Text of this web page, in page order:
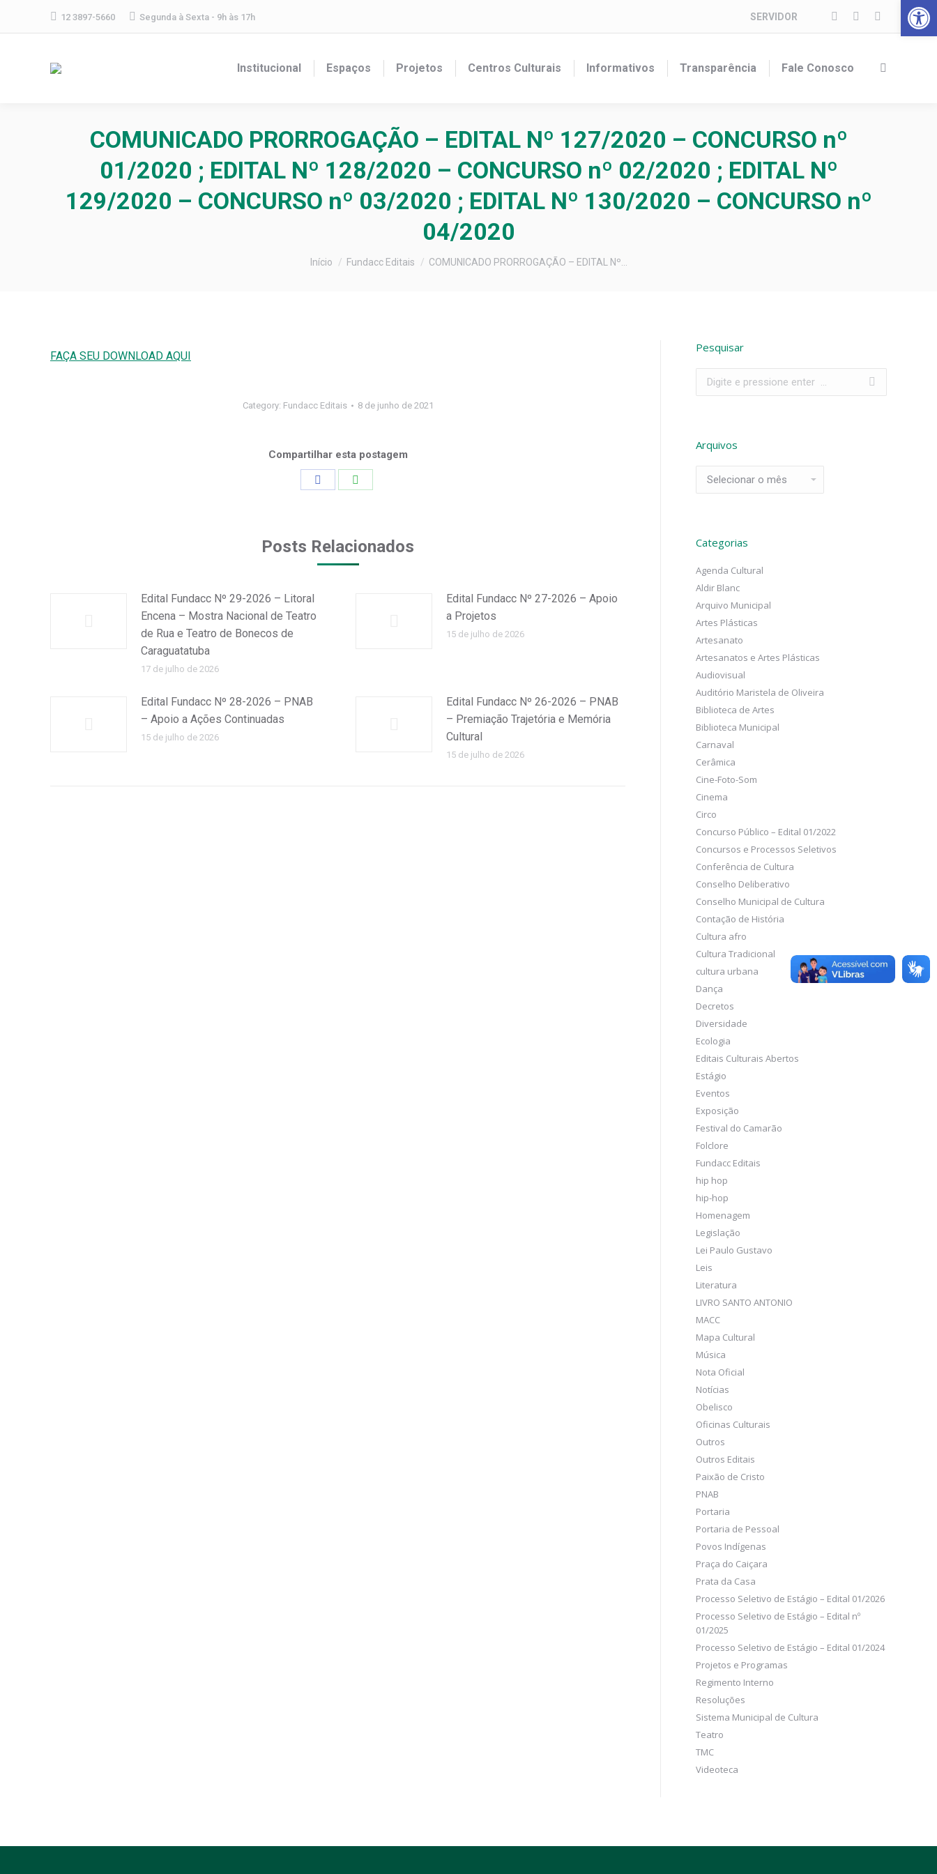
Barra de
12 3897-5660 Segunda à Sexta - 9h às 17h SERVIDOR
Facebook
Instagram
opens
YouTube
opens
Institucional Espaços Projetos Centros Culturais Informativos Transparência Fale Conosco Search:
COMUNICADO PRORROGAÇÃO – EDITAL Nº 127/2020 – CONCURSO nº
01/2020 ; EDITAL Nº 128/2020 – CONCURSO nº 02/2020 ; EDITAL Nº
129/2020 – CONCURSO nº 03/2020 ; EDITAL Nº 130/2020 – CONCURSO nº
04/2020
Você está aqui:
Início Fundacc Editais COMUNICADO PRORROGAÇÃO – EDITAL Nº…
FAÇA SEU DOWNLOAD AQUI
Category: Fundacc Editais 8 de junho de 2021
Compartilhar esta postagem
Posts Relacionados
Edital Fundacc Nº 29-2026 – Litoral
Encena – Mostra Nacional de Teatro
de Rua e Teatro de Bonecos de
Caraguatatuba
17 de julho de 2026
Edital Fundacc Nº 27-2026 – Apoio
a Projetos
15 de julho de 2026
Edital Fundacc Nº 28-2026 – PNAB
– Apoio a Ações Continuadas
15 de julho de 2026
Edital Fundacc Nº 26-2026 – PNAB
– Premiação Trajetória e Memória
Cultural
15 de julho de 2026
Pesquisar
Arquivos
Categorias
Agenda Cultural
Aldir Blanc
Arquivo Municipal
Artes Plásticas
Artesanato
Artesanatos e Artes Plásticas
Audiovisual
Auditório Maristela de Oliveira
Biblioteca de Artes
Biblioteca Municipal
Carnaval
Cerâmica
Cine-Foto-Som
Cinema
Circo
Concurso Público – Edital 01/2022
Concursos e Processos Seletivos
Conferência de Cultura
Conselho Deliberativo
Conselho Municipal de Cultura
Contação de História
Cultura afro
Cultura Tradicional
cultura urbana
Dança
Decretos
Diversidade
Ecologia
Editais Culturais Abertos
Estágio
Eventos
Exposição
Festival do Camarão
Folclore
Fundacc Editais
hip hop
hip-hop
Homenagem
Legislação
Lei Paulo Gustavo
Leis
Literatura
LIVRO SANTO ANTONIO
MACC
Mapa Cultural
Música
Nota Oficial
Notícias
Obelisco
Oficinas Culturais
Outros
Outros Editais
Paixão de Cristo
PNAB
Portaria
Portaria de Pessoal
Povos Indígenas
Praça do Caiçara
Prata da Casa
Processo Seletivo de Estágio – Edital 01/2026
Processo Seletivo de Estágio – Edital nº
01/2025
Processo Seletivo de Estágio – Edital 01/2024
Projetos e Programas
Regimento Interno
Resoluções
Sistema Municipal de Cultura
Teatro
TMC
Videoteca